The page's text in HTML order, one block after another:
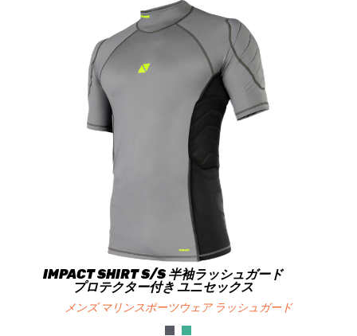
IMPACT SHIRT S/S 半袖ラッシュガード
プロテクター付き ユニセックス
メンズ マリンスポーツウェア ラッシュガード